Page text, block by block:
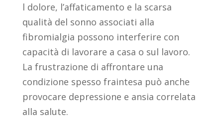
l dolore, l’affaticamento e la scarsa
qualità del sonno associati alla
fibromialgia possono interferire con
capacità di lavorare a casa o sul lavoro.
La frustrazione di affrontare una
condizione spesso fraintesa può anche
provocare depressione e ansia correlata
alla salute.